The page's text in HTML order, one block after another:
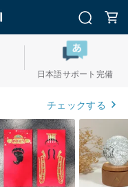
日本語サポート完備
チェックする